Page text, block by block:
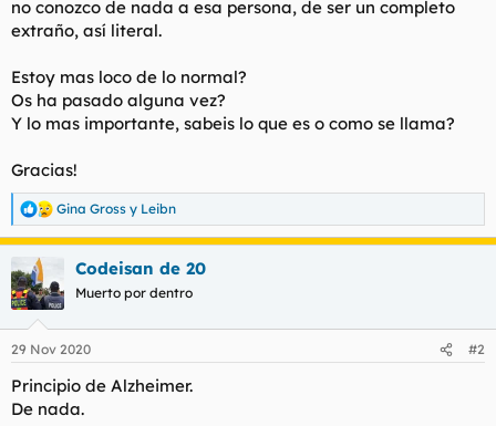
no conozco de nada a esa persona, de ser un completo
extraño, así literal.
Estoy mas loco de lo normal?
Os ha pasado alguna vez?
Y lo mas importante, sabeis lo que es o como se llama?
Gracias!
R
e
a
c
c
i
e
:
Gina Gross y Leibn
Codeisan de 20
Muerto por dentro
29 Nov 2020 #2
Principio de Alzheimer.
De nada.